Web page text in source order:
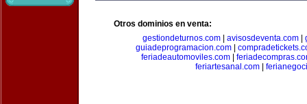
Otros dominios en venta:
gestiondeturnos.com| avisosdeventa.com|
guiadeprogramacion.com|
feriadeautomoviles.com
feriartesanal.com|